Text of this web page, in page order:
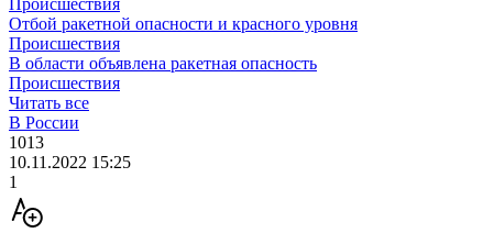
Происшествия
Отбой ракетной опасности и красного уровня
Происшествия
В области объявлена ракетная опасность
Происшествия
Читать все
В России
1013
10.11.2022 15:25
1